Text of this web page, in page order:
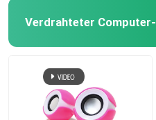
Produkte
Werksbesichtigung
Verdrahteter